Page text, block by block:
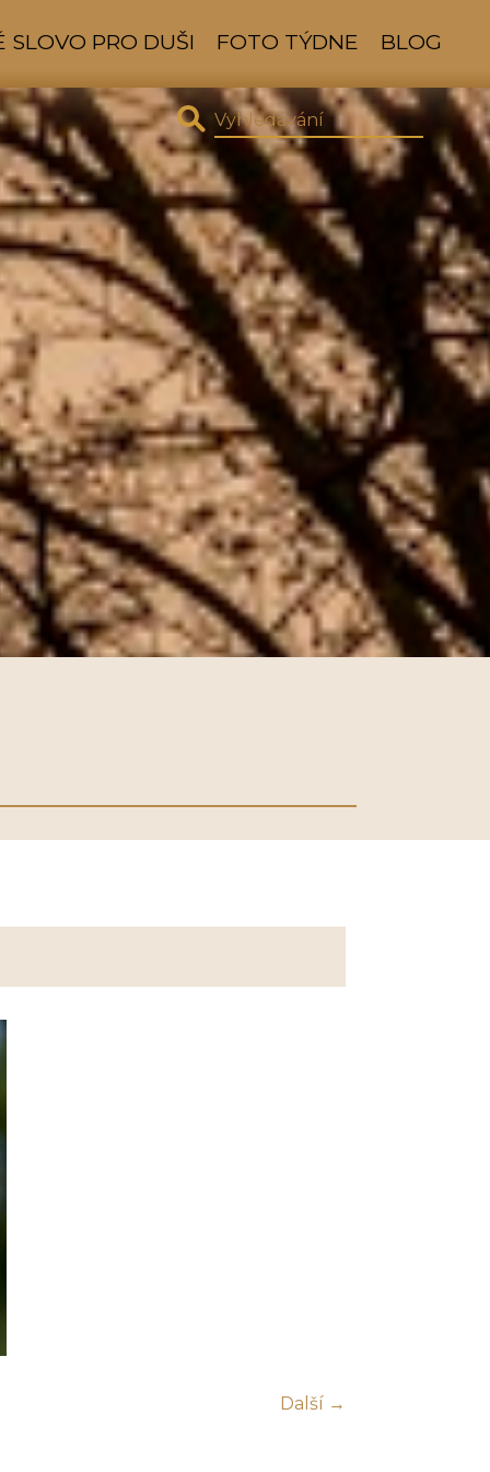
SLOVO PRO DUŠI FOTO TÝDNE BLOG
Další →